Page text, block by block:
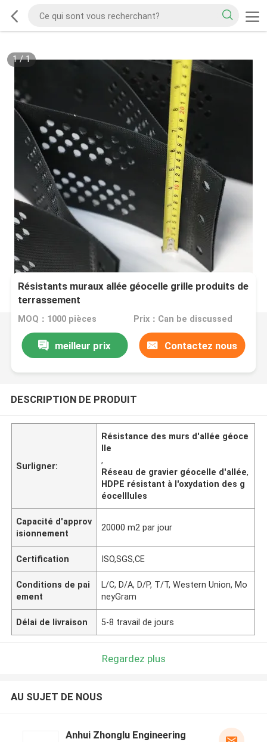
1/1
Résistants muraux allée géocelle grille produits de
terrassement
MOQ：1000 pièces Prix：Can be discussed
meilleur prix Contactez nous
DESCRIPTION DE PRODUIT
Surligner:
Résistance des murs d'allée géoce
lle
,
Réseau de gravier géocelle d'allée,
HDPE résistant à l'oxydation des g
éocelllules
Capacité d'approv
isionnement
20000 m2 par jour
Certification ISO,SGS,CE
Conditions de pai
ement
L/C, D/A, D/P, T/T, Western Union, Mo
neyGram
Délai de livraison 5-8 travail de jours
Regardez plus
AU SUJET DE NOUS
Anhui Zhonglu Engineering